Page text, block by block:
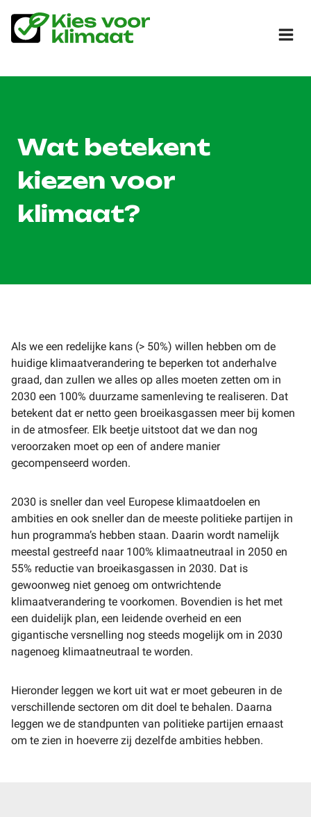
naar
inhoud
Wat betekent
kiezen voor
klimaat?
Als we een redelijke kans (> 50%) willen hebben om de
huidige klimaatverandering te beperken tot anderhalve
graad, dan zullen we alles op alles moeten zetten om in
2030 een 100% duurzame samenleving te realiseren. Dat
betekent dat er netto geen broeikasgassen meer bij komen
in de atmosfeer. Elk beetje uitstoot dat we dan nog
veroorzaken moet op een of andere manier
gecompenseerd worden.
2030 is sneller dan veel Europese klimaatdoelen en
ambities en ook sneller dan de meeste politieke partijen in
hun programma’s hebben staan. Daarin wordt namelijk
meestal gestreefd naar 100% klimaatneutraal in 2050 en
55% reductie van broeikasgassen in 2030. Dat is
gewoonweg niet genoeg om ontwrichtende
klimaatverandering te voorkomen. Bovendien is het met
een duidelijk plan, een leidende overheid en een
gigantische versnelling nog steeds mogelijk om in 2030
nagenoeg klimaatneutraal te worden.
Hieronder leggen we kort uit wat er moet gebeuren in de
verschillende sectoren om dit doel te behalen. Daarna
leggen we de standpunten van politieke partijen ernaast
om te zien in hoeverre zij dezelfde ambities hebben.